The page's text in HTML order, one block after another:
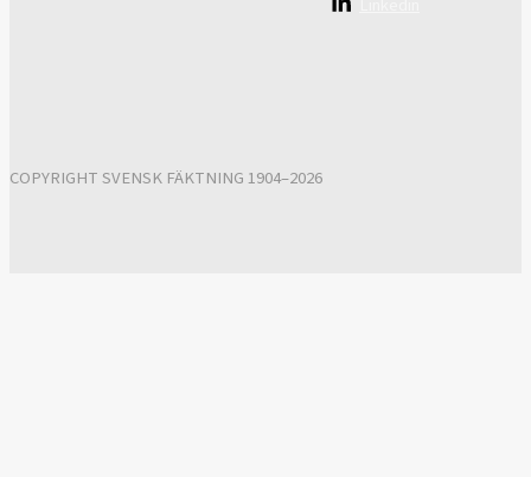
COPYRIGHT SVENSK FÄKTNING 1904–2026